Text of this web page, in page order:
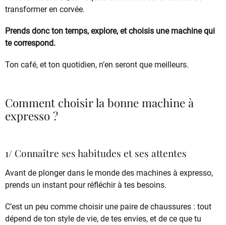
transformer en corvée.
Prends donc ton temps, explore, et choisis une machine qui
te correspond.
Ton café, et ton quotidien, n’en seront que meilleurs.
Comment choisir la bonne machine à
expresso ?
1/ Connaître ses habitudes et ses attentes
Avant de plonger dans le monde des machines à expresso,
prends un instant pour réfléchir à tes besoins.
C’est un peu comme choisir une paire de chaussures : tout
dépend de ton style de vie, de tes envies, et de ce que tu